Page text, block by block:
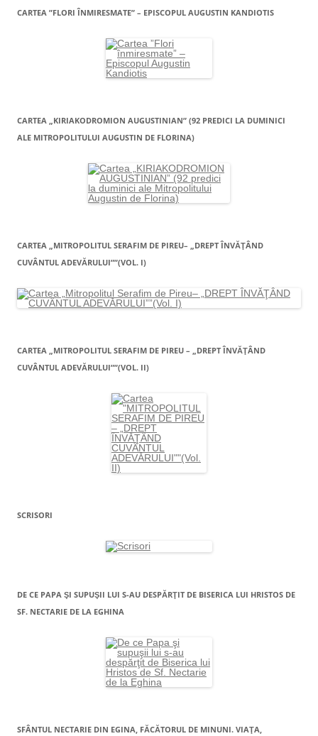
CARTEA ”FLORI ÎNMIRESMATE” – EPISCOPUL AUGUSTIN KANDIOTIS
CARTEA „KIRIAKODROMION AUGUSTINIAN” (92 PREDICI LA DUMINICI
ALE MITROPOLITULUI AUGUSTIN DE FLORINA)
CARTEA „MITROPOLITUL SERAFIM DE PIREU– „DREPT ÎNVĂŢÂND
CUVÂNTUL ADEVĂRULUI””(VOL. I)
CARTEA „MITROPOLITUL SERAFIM DE PIREU – „DREPT ÎNVĂŢÂND
CUVÂNTUL ADEVĂRULUI””(VOL. II)
SCRISORI
DE CE PAPA ŞI SUPUŞII LUI S-AU DESPĂRŢIT DE BISERICA LUI HRISTOS DE
SF. NECTARIE DE LA EGHINA
SFÂNTUL NECTARIE DIN EGINA, FĂCĂTORUL DE MINUNI. VIAŢA,